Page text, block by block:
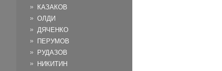
КАЗАКОВ
ОЛДИ
ДЯЧЕНКО
ПЕРУМОВ
РУДАЗОВ
НИКИТИН